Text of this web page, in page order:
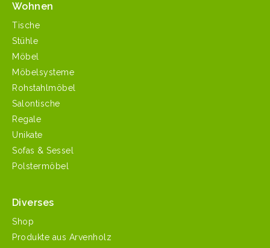
Wohnen
Tische
Stühle
Möbel
Möbelsysteme
Rohstahlmöbel
Salontische
Regale
Unikate
Sofas & Sessel
Polstermöbel
Diverses
Shop
Produkte aus Arvenholz